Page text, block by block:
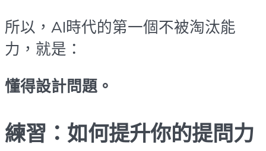
所以，AI時代的第一個不被淘汰能
力，就是：
懂得設計問題。
練習：如何提升你的提問力